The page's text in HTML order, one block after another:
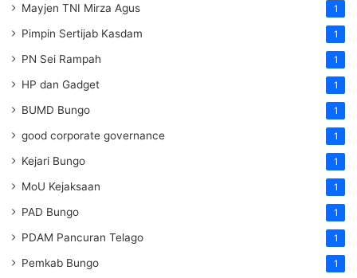
Mayjen TNI Mirza Agus 1
Pimpin Sertijab Kasdam 1
PN Sei Rampah 1
HP dan Gadget 1
BUMD Bungo 1
good corporate governance 1
Kejari Bungo 1
MoU Kejaksaan 1
PAD Bungo 1
PDAM Pancuran Telago 1
Pemkab Bungo 1